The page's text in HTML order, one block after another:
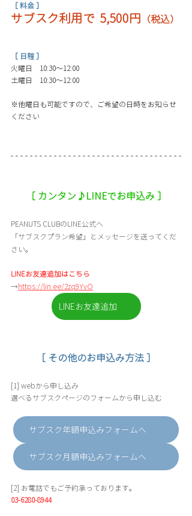
［ 料金 ］
サブスク利用で  5,500円 （税込）
［ 日程 ］
火曜日 10:30〜12:00
土曜日 10:30〜12:00
※他曜日も可能ですので、ご希望の日時をお知らせ
ください
［ カンタン♪LINEでお申込み ］
PEANUTS CLUBのLINE公式へ
「サブスクプラン希望」とメッセージを送ってくだ
さい。
LINEお友達追加はこちら
→https://lin.ee/2zq9YvO
LINEお友達追加
［ その他のお申込み方法 ］
[1] webから申し込み
選べるサブスクページのフォームから申し込む
サブスク年額申込みフォームへ
サブスク月額申込みフォームへ
[2] お電話でもご予約承っております。
03-6280-8944